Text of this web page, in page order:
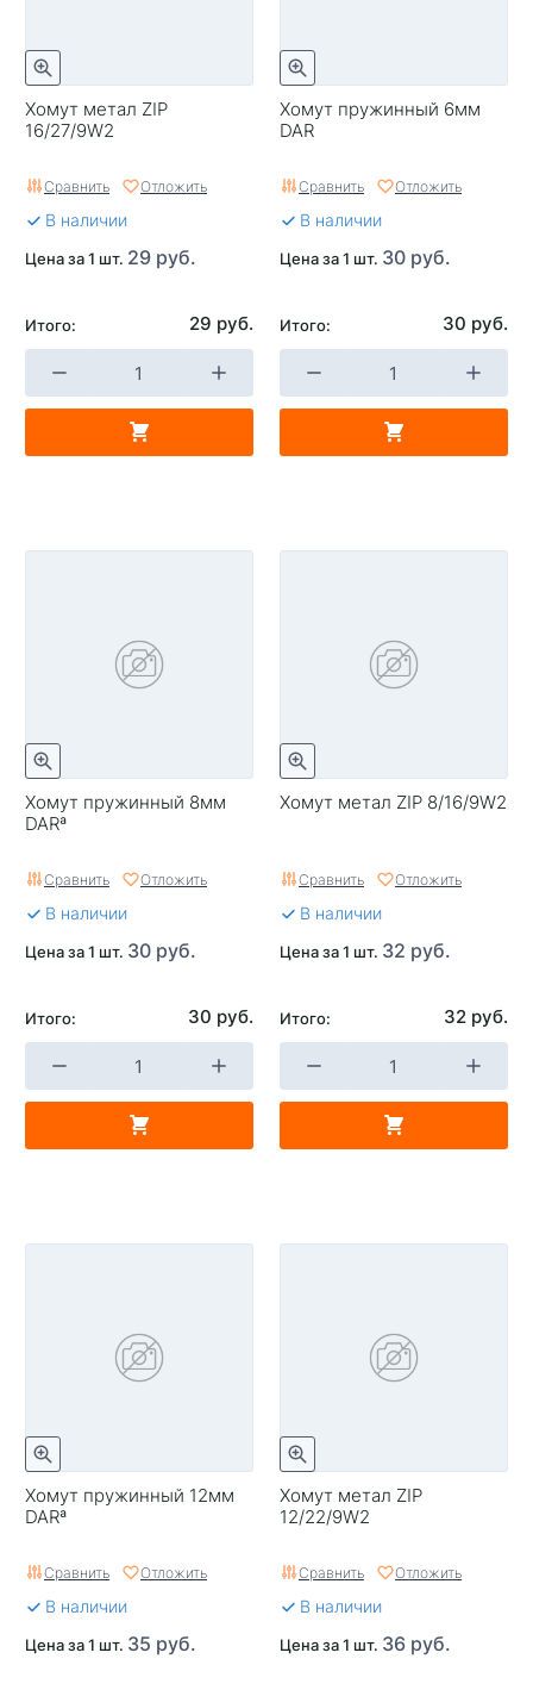
Хомут метал ZIP
16/27/9W2
Сравнить Отложить
В наличии
Цена за 1 шт. 29 руб.
Итого: 29 руб.
Хомут пружинный 6мм
DAR
Сравнить Отложить
В наличии
Цена за 1 шт. 30 руб.
Итого: 30 руб.
Хомут пружинный 8мм
DARª
Сравнить Отложить
В наличии
Цена за 1 шт. 30 руб.
Итого: 30 руб.
Хомут метал ZIP 8/16/9W2
Сравнить Отложить
В наличии
Цена за 1 шт. 32 руб.
Итого: 32 руб.
Хомут пружинный 12мм
DARª
Сравнить Отложить
В наличии
Цена за 1 шт. 35 руб.
Хомут метал ZIP
12/22/9W2
Сравнить Отложить
В наличии
Цена за 1 шт. 36 руб.